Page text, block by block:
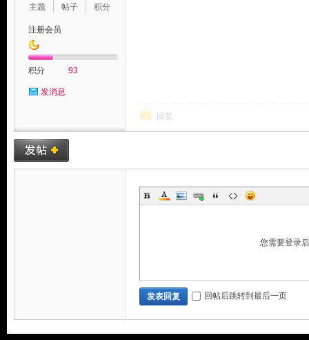
主题
帖子
积分
注册会员
积分 93
发消息
回复
您需要登录
发表回复 回帖后跳转到最后一页